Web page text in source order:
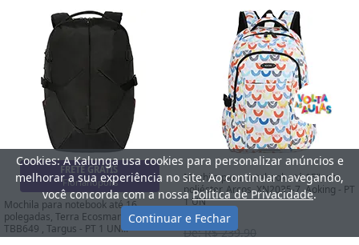
FRETE GRÁTIS
Porto Alegre
Mochila para notebook até 16
polegadas, Terra Ecosmart, Preto,
TBB649 , Targus - PT 1 UN...
Mochila para notebook até 15", em
poliéster, Arcos, XN2035-7, Aoking - PT
1 UN
De: R$ 239,90
Cookies: A Kalunga usa cookies para personalizar anúncios e
melhorar a sua experiência no site. Ao continuar navegando,
você concorda com a nossaPolítica de Privacidade.
Continuar e Fechar